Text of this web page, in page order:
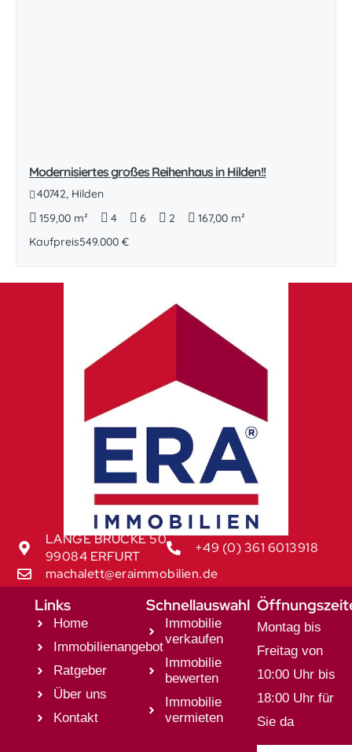
Modernisiertes großes Reihenhaus in Hilden!!
40742, Hilden
159,00 m²
4 6 2
167,00 m²
Kaufpreis549.000 €
LANGE BRÜCKE 50
99084 ERFURT
+49 (0) 361 6013918
machalett@eraimmobilien.de
Links
Home
Immobilienangebot
Ratgeber
Über uns
Kontakt
Schnellauswahl
Immobilie
verkaufen
Immobilie
bewerten
Immobilie
vermieten
Montag bis
Freitag von
10:00 Uhr bis
18:00 Uhr für
Sie da